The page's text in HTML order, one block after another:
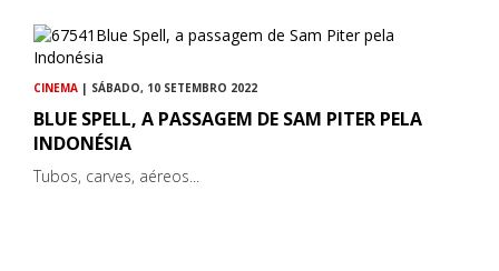
CINEMA | SÁBADO, 10 SETEMBRO 2022
BLUE SPELL, A PASSAGEM DE SAM PITER PELA
INDONÉSIA
Tubos, carves, aéreos...